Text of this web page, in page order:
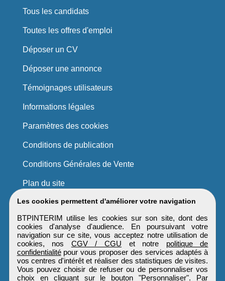
Les cookies permettent d'améliorer votre navigation
BTPINTERIM utilise les cookies sur son site, dont des
cookies d'analyse d'audience. En poursuivant votre
navigation sur ce site, vous acceptez notre utilisation de
cookies, nos CGV / CGU et notre politique de
confidentialitépour vous proposer des services adaptés à
vos centres d'intérêt et réaliser des statistiques de visites.
Vous pouvez choisir de refuser ou de personnaliser vos
choix en cliquant sur le bouton "Personnaliser". Par
Tous les candidats
Toutes les offres d'emploi
Déposer un CV
Déposer une annonce
Témoignages utilisateurs
Informations légales
Paramètres des cookies
Conditions de publication
Conditions Générales de Vente
Plan du site